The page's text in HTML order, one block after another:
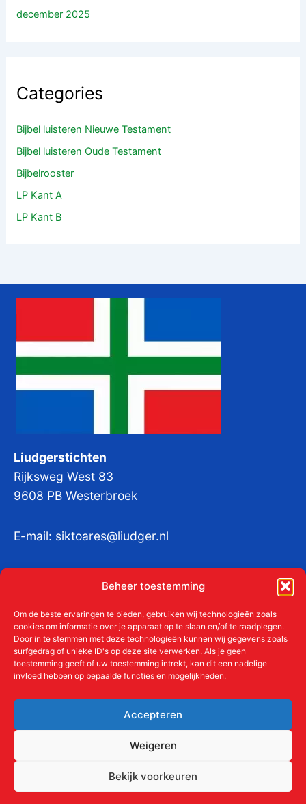
Beheer toestemming
Om de beste ervaringen te bieden, gebruiken wij technologieën zoals
cookies om informatie over je apparaat op te slaan en/of te raadplegen.
Door in te stemmen met deze technologieën kunnen wij gegevens zoals
surfgedrag of unieke ID's op deze site verwerken. Als je geen
toestemming geeft of uw toestemming intrekt, kan dit een nadelige
invloed hebben op bepaalde functies en mogelijkheden.
Accepteren
Weigeren
Bekijk voorkeuren
december 2025
Categories
Bijbel luisteren Nieuwe Testament
Bijbel luisteren Oude Testament
Bijbelrooster
LP Kant A
LP Kant B
Liudgerstichten
Rijksweg West 83
9608 PB Westerbroek
E-mail: siktoares@liudger.nl
KvKnr:41011712
Meer over de Liudgerstichten
Aanmelden als donateur
ANBI
Contact